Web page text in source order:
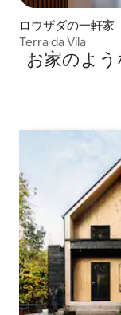
ロウザダの一軒家
Terra da Vila
お家のよ